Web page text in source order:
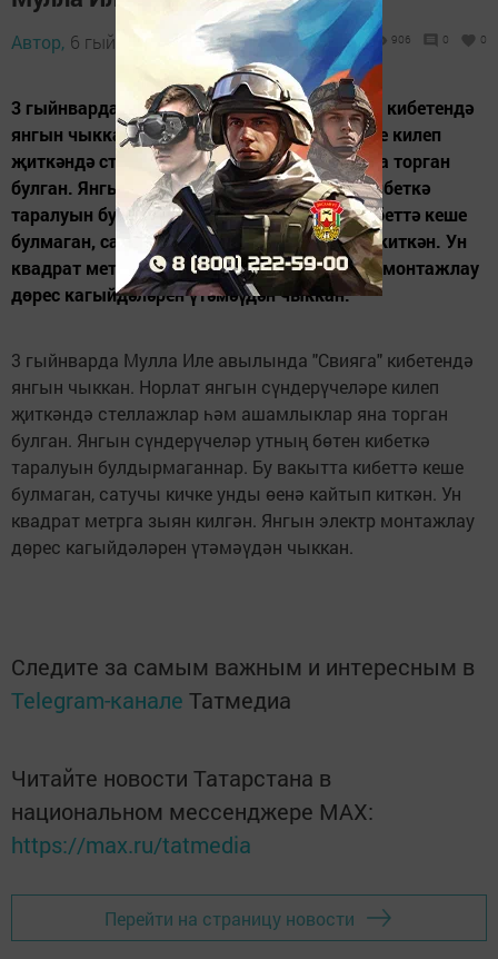
Автор, 6 гыйнвар 2015 - 17:30 906 0 0
3 гыйнварда Мулла Иле авылында "Свияга" кибетендә
янгын чыккан. Норлат янгын сүндерүчеләре килеп
җиткәндә стеллажлар һәм ашамлыклар яна торган
булган. Янгын сүндерүчеләр утның бөтен кибеткә
таралуын булдырмаганнар. Бу вакытта кибеттә кеше
булмаган, сатучы кичке унды өенә кайтып киткән. Ун
квадрат метрга зыян килгән. Янгын электр монтажлау
дөрес кагыйдәләрен үтәмәүдән чыккан.
3 гыйнварда Мулла Иле авылында "Свияга" кибетендә
янгын чыккан. Норлат янгын сүндерүчеләре килеп
җиткәндә стеллажлар һәм ашамлыклар яна торган
булган. Янгын сүндерүчеләр утның бөтен кибеткә
таралуын булдырмаганнар. Бу вакытта кибеттә кеше
булмаган, сатучы кичке унды өенә кайтып киткән. Ун
квадрат метрга зыян килгән. Янгын электр монтажлау
дөрес кагыйдәләрен үтәмәүдән чыккан.
Следите за самым важным и интересным в
Telegram-канале Татмедиа
Читайте новости Татарстана в
национальном мессенджере MАХ:
https://max.ru/tatmedia
Перейти на страницу новости